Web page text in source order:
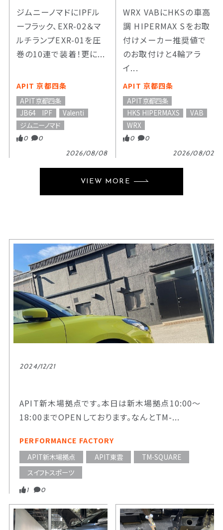
2026/08/08
ジムニーノマドにIPFル
ーフラック、EXR-02＆マ
ルチランプEXR-01を圧
巻の10連で装着！更に...
APIT 京都四条
APIT京都四条
JB64 IPF
Valenti
ジムニーノマド
0 0
2026/08/02
WRX VABにHKSの車高
調 HIPERMAX Sをお取
付けメーカー推奨値で
のお取付けと4輪アラ
イ...
APIT 京都四条
APIT京都四条
HKS HIPERMAXS
VAB
WRX
0 0
VIEW MORE
2024/12/21
APIT新木場拠点です。本日は新木場拠点10:00～
18:00までOPENしております。なんとTM-...
PERFORMANCE FACTORY
APIT新木場拠点
APIT東雲
TM-SQUARE
スイフトスポーツ
1 0